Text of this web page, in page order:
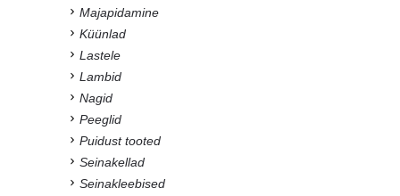
Majapidamine
Küünlad
Lastele
Lambid
Nagid
Peeglid
Puidust tooted
Seinakellad
Seinakleebised